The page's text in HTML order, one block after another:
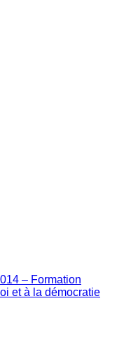
– Formation
et à la démocratie